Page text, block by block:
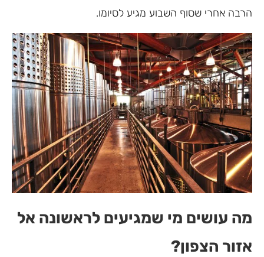
הרבה אחרי שסוף השבוע מגיע לסיומו.
מה עושים מי שמגיעים לראשונה אל
אזור הצפון?